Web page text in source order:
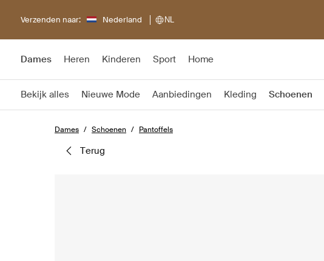
Verzenden naar: Nederland NL
Dames Heren Kinderen Sport Home
Bekijk alles Nieuwe Mode Aanbiedingen Kleding Schoenen
Dames Schoenen Pantoffels
terug